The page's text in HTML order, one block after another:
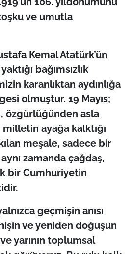
ve umutla
Kemal Atatürk’ün
bağımsızlık
karanlıktan aydınlığa
olmuştur. 19 Mayıs;
özgürlüğünden asla
ayağa kalktığı
meşale, sadece bir
zamanda çağdaş,
bir Cumhuriyetin
geçmişin anısı
ve yeniden doğuşun
yarının toplumsal